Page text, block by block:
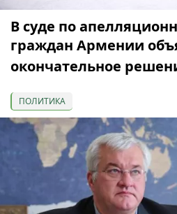
В суде по
граждан Армении
окончательное
ПОЛИТИКА